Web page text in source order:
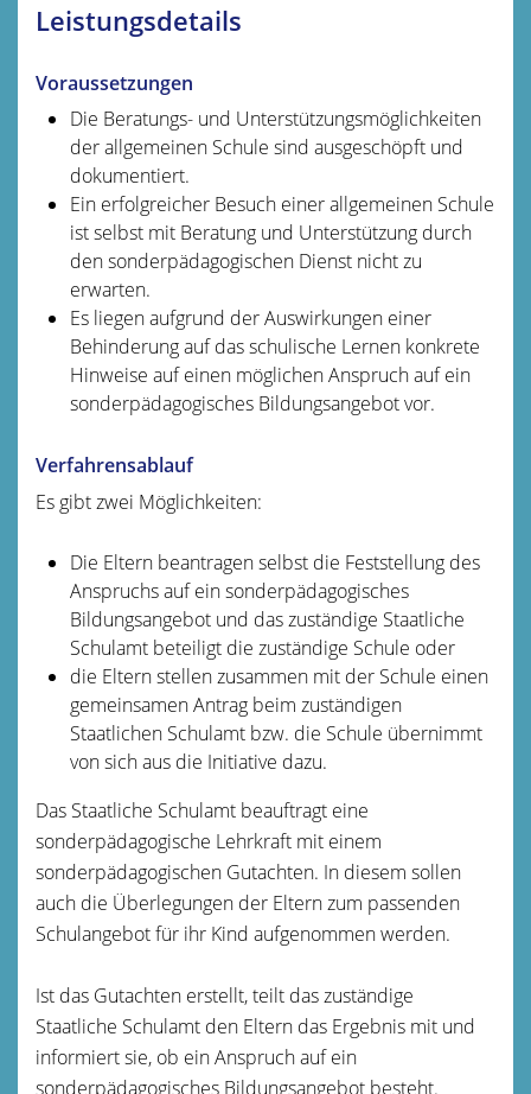
Leistungsdetails
Voraussetzungen
Die Beratungs- und Unterstützungsmöglichkeiten
der allgemeinen Schule sind ausgeschöpft und
dokumentiert.
Ein erfolgreicher Besuch einer allgemeinen Schule
ist selbst mit Beratung und Unterstützung durch
den sonderpädagogischen Dienst nicht zu
erwarten.
Es liegen aufgrund der Auswirkungen einer
Behinderung auf das schulische Lernen konkrete
Hinweise auf einen möglichen Anspruch auf ein
sonderpädagogisches Bildungsangebot vor.
Verfahrensablauf
Es gibt zwei Möglichkeiten:
Die Eltern beantragen selbst die Feststellung des
Anspruchs auf ein sonderpädagogisches
Bildungsangebot und das zuständige Staatliche
Schulamt beteiligt die zuständige Schule oder
die Eltern stellen zusammen mit der Schule einen
gemeinsamen Antrag beim zuständigen
Staatlichen Schulamt bzw. die Schule übernimmt
von sich aus die Initiative dazu.
Das Staatliche Schulamt beauftragt eine
sonderpädagogische Lehrkraft mit einem
sonderpädagogischen Gutachten. In diesem sollen
auch die Überlegungen der Eltern zum passenden
Schulangebot für ihr Kind aufgenommen werden.
Ist das Gutachten erstellt, teilt das zuständige
Staatliche Schulamt den Eltern das Ergebnis mit und
informiert sie, ob ein Anspruch auf ein
sonderpädagogisches Bildungsangebot besteht.